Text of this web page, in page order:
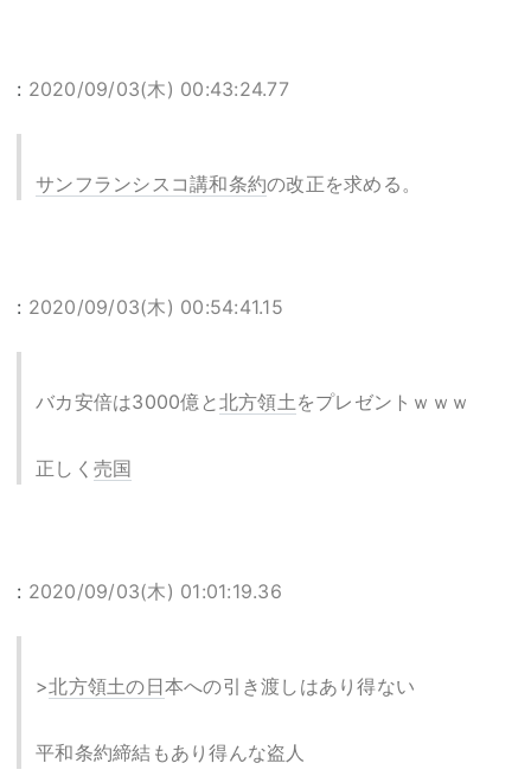
: 2020/09/03(木) 00:43:24.77
サンフランシスコ講和条約の改正を求める。
: 2020/09/03(木) 00:54:41.15
バカ安倍は3000億と北方領土をプレゼントｗｗｗ
正しく 売国
: 2020/09/03(木) 01:01:19.36
>北方領土の日本への引き渡しはあり得ない
平和条約締結もあり得んな盗人